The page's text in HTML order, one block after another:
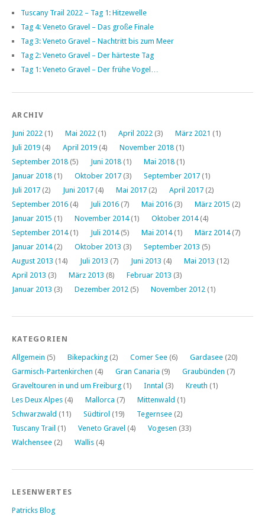
Tuscany Trail 2022 – Tag 1: Hitzewelle
Tag 4: Veneto Gravel – Das große Finale
Tag 3: Veneto Gravel – Nachtritt bis zum Meer
Tag 2: Veneto Gravel – Der härteste Tag
Tag 1: Veneto Gravel – Der frühe Vogel…
ARCHIV
Juni 2022 (1) Mai 2022 (1) April 2022 (3) März 2021 (1)
Juli 2019 (4) April 2019 (4) November 2018 (1)
September 2018 (5) Juni 2018 (1) Mai 2018 (1)
Januar 2018 (1) Oktober 2017 (3) September 2017 (1)
Juli 2017 (2) Juni 2017 (4) Mai 2017 (2) April 2017 (2)
September 2016 (4) Juli 2016 (7) Mai 2016 (3) März 2015 (2)
Januar 2015 (1) November 2014(1) Oktober 2014(4)
September 2014(1) Juli 2014(5) Mai 2014(1) März 2014(7)
Januar 2014(2) Oktober 2013 (3) September 2013 (5)
August 2013 (14) Juli 2013 (7) Juni 2013 (4) Mai 2013 (12)
April 2013 (3) März 2013 (8) Februar 2013 (3)
Januar 2013 (3) Dezember 2012 (5) November 2012 (1)
KATEGORIEN
Allgemein (5) Bikepacking (2) Comer See (6) Gardasee (20)
Garmisch-Partenkirchen (4) Gran Canaria (9) Graubünden (7)
Graveltouren in und um Freiburg (1) Inntal (3) Kreuth (1)
Les Deux Alpes (4) Mallorca (7) Mittenwald (1)
Schwarzwald (11) Südtirol (19) Tegernsee (2)
Tuscany Trail (1) Veneto Gravel (4) Vogesen (33)
Walchensee (2) Wallis (4)
LESENWERTES
Patricks Blog